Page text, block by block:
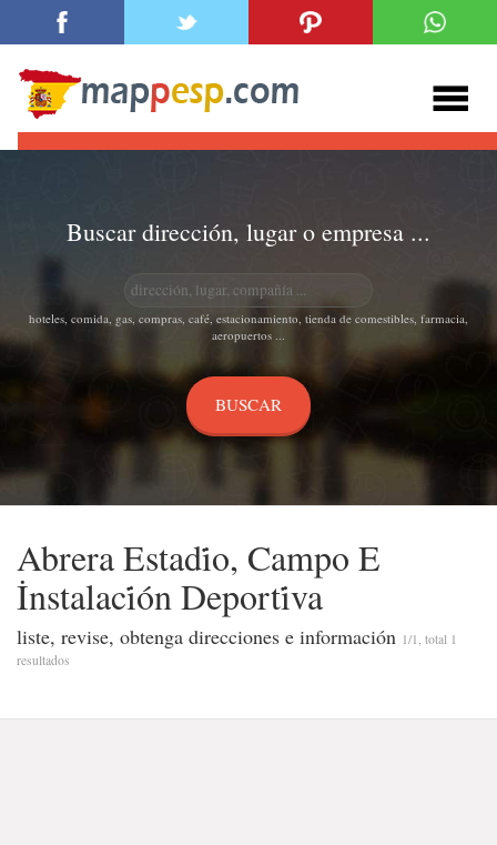
Buscar dirección, lugar o empresa ...
hoteles, comida, gas, compras, café, estacionamiento, tienda de comestibles, farmacia,
aeropuertos ...
Abrera Estadi̇o, Campo E
İnstalaci̇ón Deporti̇va
liste, revise, obtenga direcciones e información 1/1, total 1
resultados